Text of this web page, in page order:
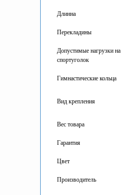
Длинна
Перекладины
Допустимые нагрузки на
спортуголок
Гимнастические кольца
Вид крепления
Вес товара
Гарантия
Цвет
Производитель